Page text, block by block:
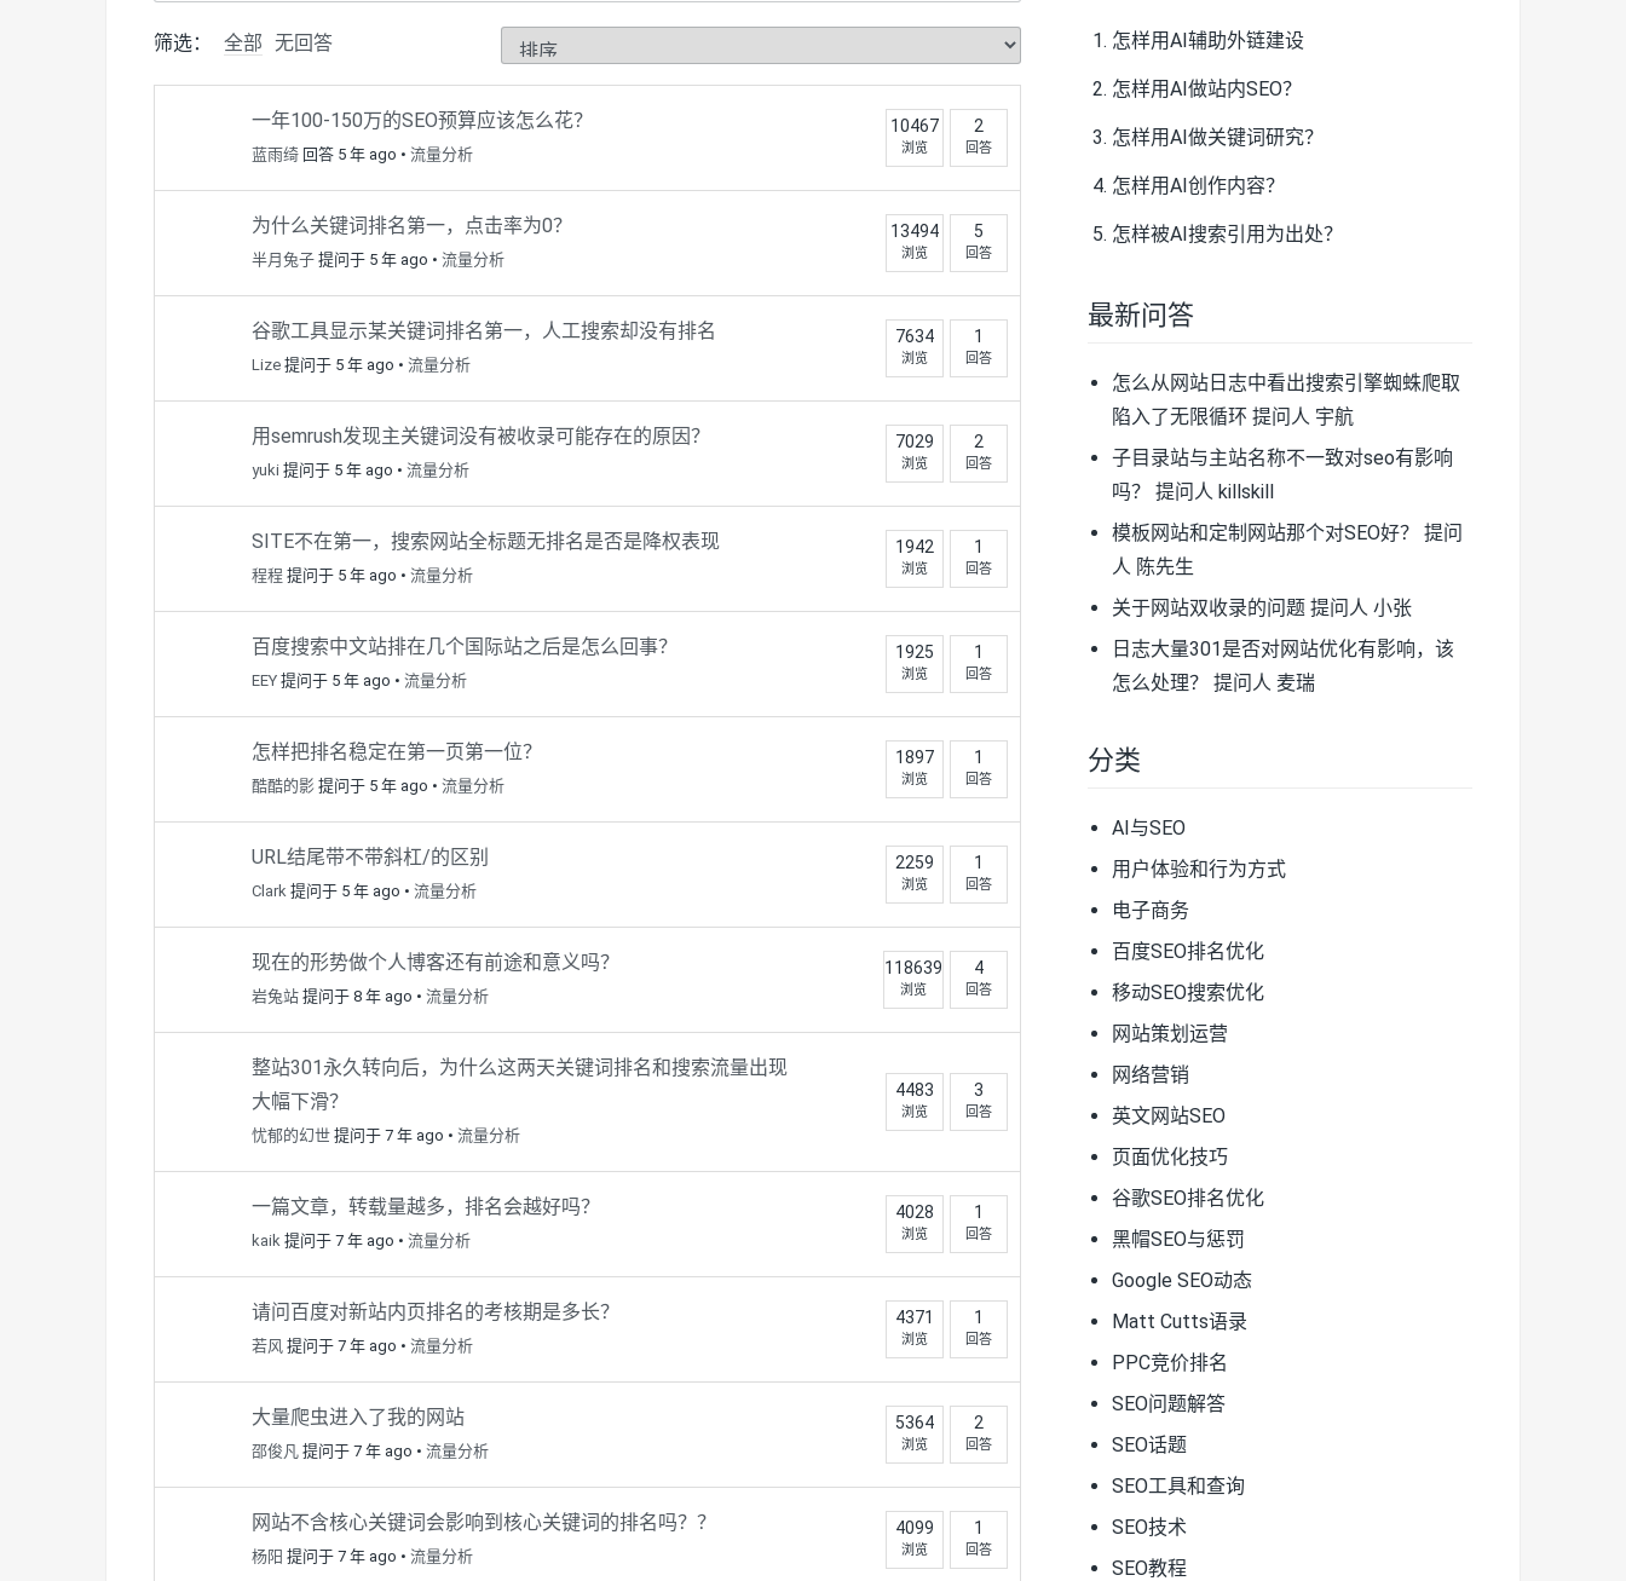
筛选： 全部 无回答
一年100-150万的SEO预算应该怎么花？
蓝雨绮 回答 5 年 ago • 流量分析
10467
浏览
2
回答
为什么关键词排名第一，点击率为0？
半月兔子 提问于 5 年 ago • 流量分析
13494
浏览
5
回答
谷歌工具显示某关键词排名第一，人工搜索却没有排名
Lize 提问于 5 年 ago • 流量分析
7634
浏览
1
回答
用semrush发现主关键词没有被收录可能存在的原因？
yuki 提问于 5 年 ago • 流量分析
7029
浏览
2
回答
SITE不在第一，搜索网站全标题无排名是否是降权表现
程程 提问于 5 年 ago • 流量分析
1942
浏览
1
回答
百度搜索中文站排在几个国际站之后是怎么回事？
EEY 提问于 5 年 ago • 流量分析
1925
浏览
1
回答
怎样把排名稳定在第一页第一位？
酷酷的影 提问于 5 年 ago • 流量分析
1897
浏览
1
回答
URL结尾带不带斜杠/的区别
Clark 提问于 5 年 ago • 流量分析
2259
浏览
1
回答
现在的形势做个人博客还有前途和意义吗？
岩兔站 提问于 8 年 ago • 流量分析
118639
浏览
4
回答
整站301永久转向后，为什么这两天关键词排名和搜索流量出现
大幅下滑？
忧郁的幻世 提问于 7 年 ago • 流量分析
4483
浏览
3
回答
一篇文章，转载量越多，排名会越好吗？
kaik 提问于 7 年 ago • 流量分析
4028
浏览
1
回答
请问百度对新站内页排名的考核期是多长？
若风 提问于 7 年 ago • 流量分析
4371
浏览
1
回答
大量爬虫进入了我的网站
邵俊凡 提问于 7 年 ago • 流量分析
5364
浏览
2
回答
网站不含核心关键词会影响到核心关键词的排名吗？？
杨阳 提问于 7 年 ago • 流量分析
4099
浏览
1
回答
怎样用AI辅助外链建设
怎样用AI做站内SEO？
怎样用AI做关键词研究？
怎样用AI创作内容？
怎样被AI搜索引用为出处？
最新问答
怎么从网站日志中看出搜索引擎蜘蛛爬取
陷入了无限循环 提问人 宇航
子目录站与主站名称不一致对seo有影响
吗？
提问人 killskill
模板网站和定制网站那个对SEO好？
提问
人 陈先生
关于网站双收录的问题提问人 小张
日志大量301是否对网站优化有影响，该
怎么处理？
提问人 麦瑞
分类
AI与SEO
用户体验和行为方式
电子商务
百度SEO排名优化
移动SEO搜索优化
网站策划运营
网络营销
英文网站SEO
页面优化技巧
谷歌SEO排名优化
黑帽SEO与惩罚
Google SEO动态
Matt Cutts语录
PPC竞价排名
SEO问题解答
SEO话题
SEO工具和查询
SEO技术
SEO教程